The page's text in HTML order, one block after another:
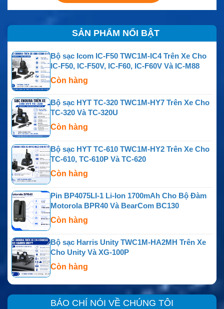
SẢN PHẨM NỔI BẬT
Bộ sạc Icom IC-F50 TWC1M-IC4 Trên Xe Cho
IC-F50, IC-F50V, IC-F60, IC-F60V Và IC-M88
Còn hàng
Bộ sạc HYT TC-320 TWC1M-HY7 Trên Xe Cho
TC-320 Và TC-320U
Còn hàng
Bộ sạc HYT TC-610 TWC1M-HY2 Trên Xe Cho
TC-610, TC-610P Và TC-620
Còn hàng
Pin BP4075LI-1 Li-Ion 1700mAh Cho Bộ Đàm
Motorola BPR40 Và BearCom BC130
Còn hàng
Bộ sạc Harris Unity TWC1M-HA2MH Trên Xe
Cho Unity Và XG-100P
Còn hàng
BÁO CHÍ NÓI VỀ CHÚNG TÔI